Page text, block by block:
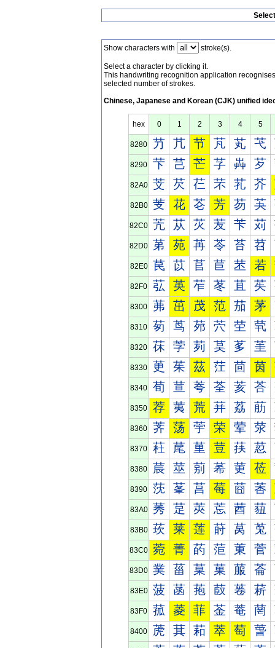
Show characters with stroke(s).
Select a character by clicking it.
This handwriting recognition application
selected number of strokes.
Chinese, Japanese and Korean (CJK) unified
hex 0 1 2 3 4 5
8280 芀 芁 节 芃 芄 芅
8290 芐 芑 芒 芓 芔 芕
82A0 芠 芡 芢 芣 芤 芥
82B0 芰 花 芲 芳 芴 芵
82C0 苀 苁 苂 苃 苄 苅
82D0 苐 苑 苒 苓 苔 苕
82E0 苠 苡 苢 苣 苤 若
82F0 苰 英 苲 苳 苴 苵
8300 茀 茁 茂 范 茄 茅
8310 茐 茑 茒 茓 茔 茕
8320 茠 茡 茢 茣 茤 茥
8330 茰 茱 茲 茳 茴 茵
8340 荀 荁 荂 荃 荄 荅
8350 荐 荑 荒 荓 荔 荕
8360 荠 荡 荢 荣 荤 荥
8370 荰 荱 荲 荳 荴 荵
8380 莀 莁 莂 莃 莄 莅
8390 莐 莑 莒 莓 莔 莕
83A0 莠 莡 莢 莣 莤 莥
83B0 莰 莱 莲 莳 莴 莵
83C0 菀 菁 菂 菃 菄 菅
83D0 菐 菑 菒 菓 菔 菕
83E0 菠 菡 菢 菣 菤 菥
83F0 菰 菱 菲 菳 菴 菵
8400 萀 萁 萂 萃 萄 萅